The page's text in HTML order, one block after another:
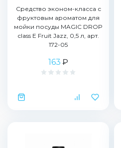
Средство эконом-класса с
фруктовым ароматом для
мойки посуды MAGIC DROP
class Е Fruit Jazz, 0,5 л, арт.
172-05
163 ₽